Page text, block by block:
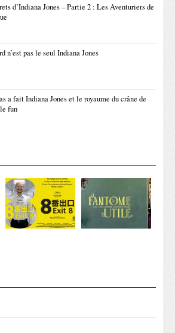
d’Indiana Jones – Partie 2 : Les Aventuriers de
n’est pas le seul Indiana Jones
a fait Indiana Jones et le royaume du crâne de
fun